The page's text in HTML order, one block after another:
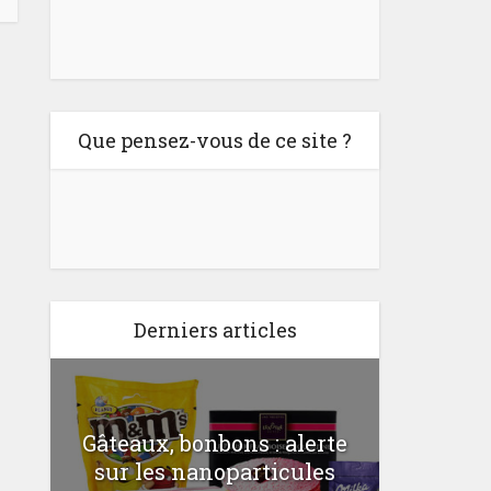
Que pensez-vous de ce site ?
Derniers articles
Gâteaux, bonbons : alerte
sur les nanoparticules